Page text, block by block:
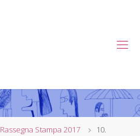
.RE
.A.
Rassegna Stampa 2017
10.